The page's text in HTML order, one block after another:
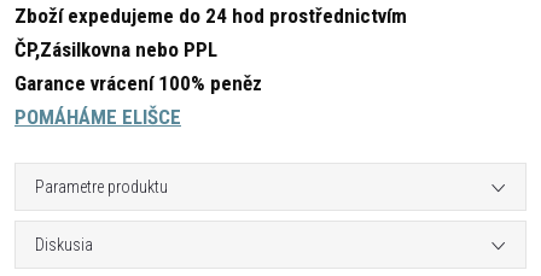
Zboží expedujeme do 24 hod prostřednictvím
ČP,Zásilkovna nebo PPL
Garance vrácení 100% peněz
POMÁHÁME ELIŠCE
Parametre produktu
Diskusia